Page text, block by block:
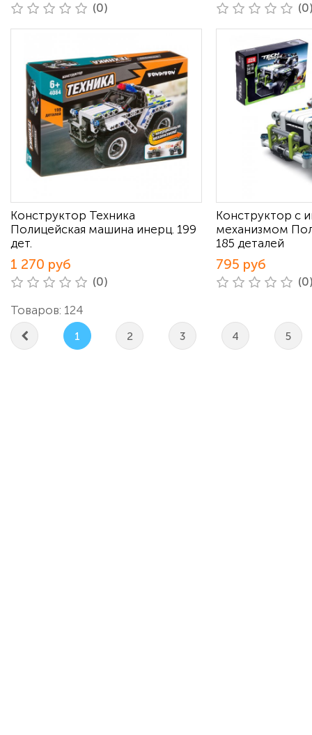
(0)
Конструктор Техника
Полицейская машина инерц. 199
дет.
1 270 руб
(0)
Конструктор с
механизмом
185 деталей
795 руб
Товаров: 124
1 2 3 4 5